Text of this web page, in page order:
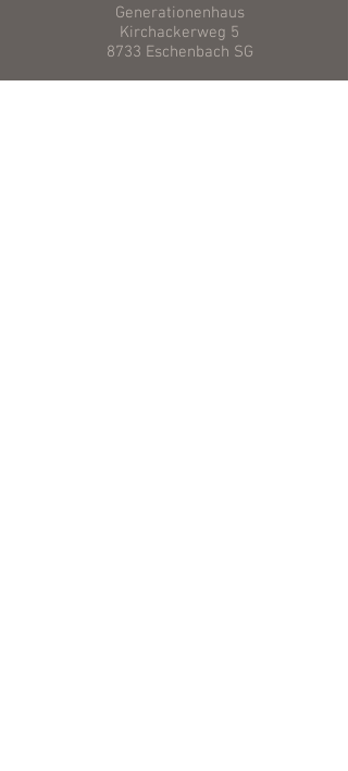
Generationenhaus
Kirchackerweg 5
8733 Eschenbach SG